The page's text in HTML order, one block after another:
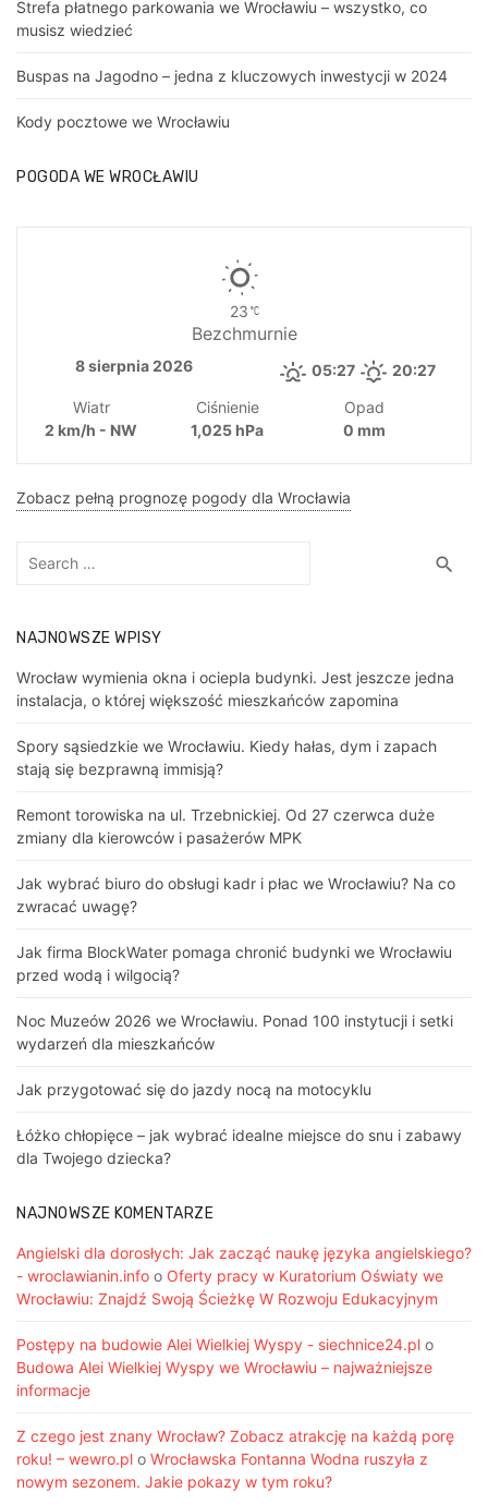
Strefa płatnego parkowania we Wrocławiu – wszystko, co
musisz wiedzieć
Buspas na Jagodno – jedna z kluczowych inwestycji w 2024
Kody pocztowe we Wrocławiu
POGODA WE WROCŁAWIU
23
Bezchmurnie
8 sierpnia 2026 05:27 20:27
Wiatr
2 km/h - NW
Ciśnienie
1,025 hPa
Opad
0 mm
Zobacz pełną prognozę pogody dla Wrocławia
Search
search
NAJNOWSZE WPISY
Wrocław wymienia okna i ociepla budynki. Jest jeszcze jedna
instalacja, o której większość mieszkańców zapomina
Spory sąsiedzkie we Wrocławiu. Kiedy hałas, dym i zapach
stają się bezprawną immisją?
Remont torowiska na ul. Trzebnickiej. Od 27 czerwca duże
zmiany dla kierowców i pasażerów MPK
Jak wybrać biuro do obsługi kadr i płac we Wrocławiu? Na co
zwracać uwagę?
Jak firma BlockWater pomaga chronić budynki we Wrocławiu
przed wodą i wilgocią?
Noc Muzeów 2026 we Wrocławiu. Ponad 100 instytucji i setki
wydarzeń dla mieszkańców
Jak przygotować się do jazdy nocą na motocyklu
Łóżko chłopięce – jak wybrać idealne miejsce do snu i zabawy
dla Twojego dziecka?
NAJNOWSZE KOMENTARZE
Angielski dla dorosłych: Jak zacząć naukę języka angielskiego?
- wroclawianin.info o Oferty pracy w Kuratorium Oświaty we
Wrocławiu: Znajdź Swoją Ścieżkę W Rozwoju Edukacyjnym
Postępy na budowie Alei Wielkiej Wyspy - siechnice24.pl o
Budowa Alei Wielkiej Wyspy we Wrocławiu – najważniejsze
informacje
Z czego jest znany Wrocław? Zobacz atrakcję na każdą porę
roku! – wewro.pl o Wrocławska Fontanna Wodna ruszyła z
nowym sezonem. Jakie pokazy w tym roku?